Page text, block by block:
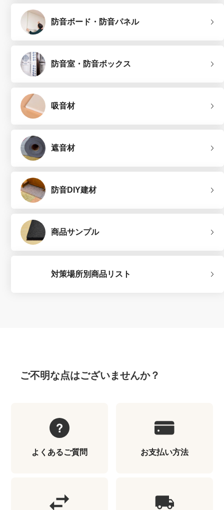
防音ボード・防音パネル
防音室・防音ボックス
吸音材
遮音材
防音DIY建材
商品サンプル
対策場所別商品リスト
ご不明な点はございませんか？
よくあるご質問 お支払い方法